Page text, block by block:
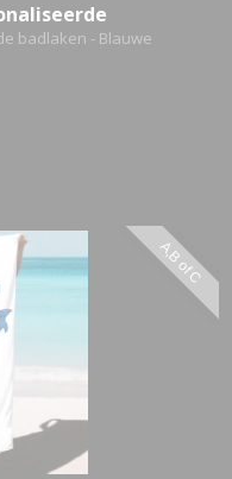
badlaken - Blauwe
A,B of C